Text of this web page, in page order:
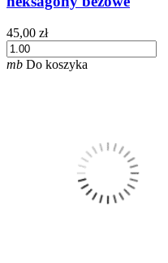
45,00 zł
mb Do koszyka